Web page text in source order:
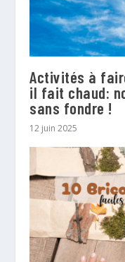
Activités à
il fait chaud:
sans fondre !
12 juin 2025